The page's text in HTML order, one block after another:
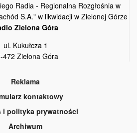
Radia - Regionalna Rozgłośnia w
S.A." w likwidacji w Zielonej Górze
Zielona Góra
ul. Kukułcza 1
472 Zielona Góra
Reklama
kontaktowy
i polityka prywatności
Archiwum